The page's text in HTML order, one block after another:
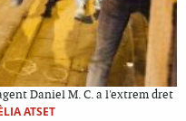
Daniel M. C. a l'extrem dret
ATSET